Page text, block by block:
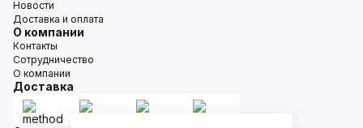
Новости
Доставка и оплата
О компании
Контакты
Сотрудничество
О компании
Доставка